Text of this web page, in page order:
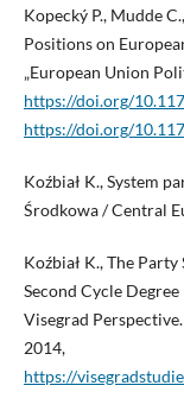
Kopecký P., Mudde
Positions on
„European Union
https://doi.org/
https://doi.org/
Koźbiał K., System
Środkowa / Central
Koźbiał K., The
Second Cycle
Visegrad
2014,
https://